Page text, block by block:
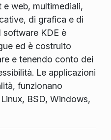
e web, multimediali,
di grafica e di
software KDE è
ed è costruito
e tenendo conto dei
Le applicazioni
funzionano
BSD, Windows,